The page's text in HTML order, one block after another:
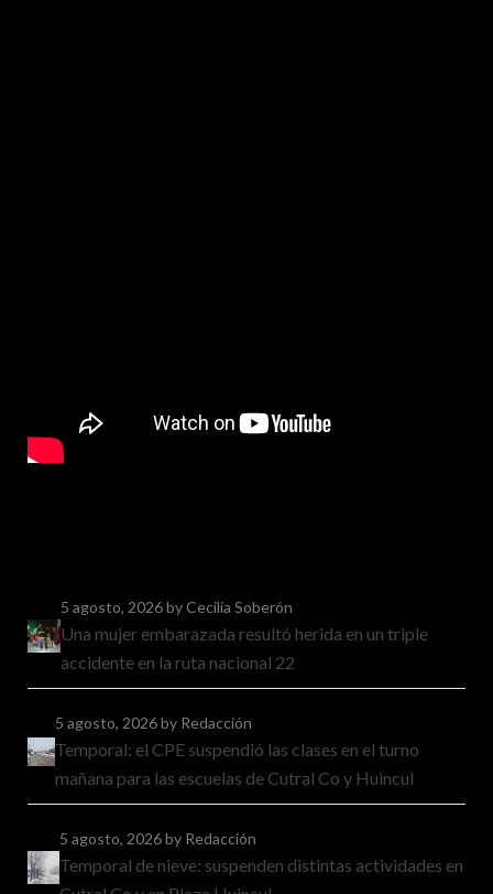
5 agosto, 2026by Cecilia Soberón
Una mujer embarazada resultó herida en un triple
accidente en la ruta nacional 22
5 agosto, 2026by Redacción
Temporal: el CPE suspendió las clases en el turno
mañana para las escuelas de Cutral Co y Huincul
5 agosto, 2026by Redacción
Temporal de nieve: suspenden distintas actividades en